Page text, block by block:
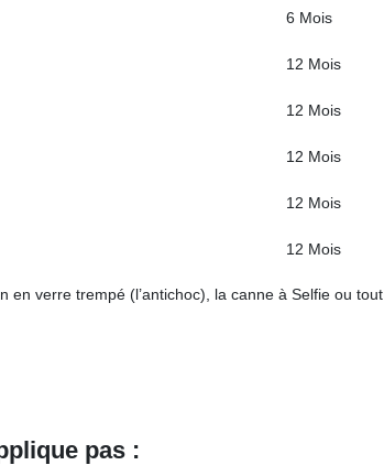
6 Mois
12 Mois
12 Mois
12 Mois
12 Mois
12 Mois
verre trempé (l’antichoc), la canne à Selfie ou
pas :